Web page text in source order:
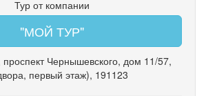
Тур от компании
"МОЙ ТУР"
проспект Чернышевского, дом 11/57,
первый этаж), 191123